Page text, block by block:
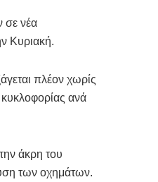
σε νέα
Κυριακή.
πλέον χωρίς
ανά
άκρη του
των οχημάτων.